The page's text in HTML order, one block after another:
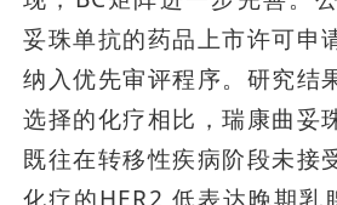
妥珠单抗的药品上市许可申
纳入优先审评程序。研究结
选择的化疗相比，瑞康曲妥
既往在转移性疾病阶段未接